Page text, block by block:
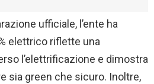
ufficiale, l’ente ha
elettrico riflette una
l’elettrificazione e dimostra
sia green che sicuro. Inoltre,